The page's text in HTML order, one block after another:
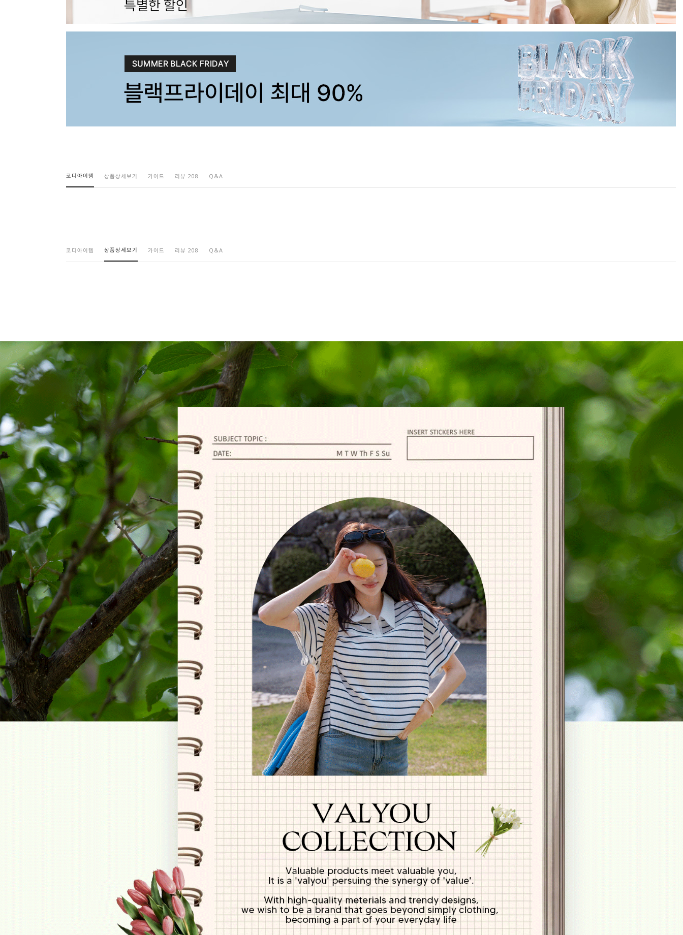
코디아이템 상품상세보기 가이드 리뷰 208 Q&A
코디아이템 상품상세보기 가이드 리뷰 208 Q&A